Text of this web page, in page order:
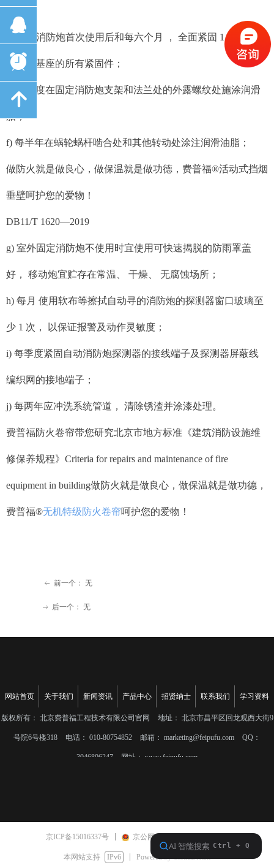
ꂃ 前一个： 无
ꁹ 后一个： 无
d) 固定消防炮首次使用后和每六个月 ， 全面紧固 1 次消防炮
和炮塔基座的所有紧固件；
e) 每季度在固定消防炮支架和法兰处的外露螺纹处施涂润滑
脂；
f) 每半年在蜗轮蜗杆啮合处和其他转动处涂注润滑油脂；
做防火就是做良心，做保温就是做功德，费普福®活动式挡烟
垂壁呵护您的爱物！
DB11/T 1620—2019
g) 室外固定消防炮不使用时宜使用可快速揭脱的防雨罩盖
好， 移动炮宜贮存在常温、 干燥、 无腐蚀场所；
h) 每月 使用软布等擦拭自动寻的消防炮的探测器窗口玻璃至
少 1 次， 以保证报警及动作灵敏度；
i) 每季度紧固自动消防炮探测器的接线端子及探测器屏蔽线
编织网的接地端子；
j) 每两年应冲洗系统管道， 清除锈渣并涂漆处理。
费普福防火卷帘带您研究北京市地方标准《建筑消防设施维
修保养规程》Criteria for repairs and maintenance of fire
equipment in building做防火就是做良心，做保温就是做功德，
费普福®无机特级防火卷帘呵护您的爱物！
网站首页 关于我们 新闻资讯 产品中心 招贤纳士 联系我们 学习资料
版权所有： 北京费普福工程技术有限公司官网 地址： 北京市昌平区回龙观西大街9
号院6号楼318 电话： 010-80754852 邮箱： marketing@feipufu.com QQ：
3046806247 网址： www.feipufu.com
京ICP备15016337号 京公网安备11011402010520号
本网站支持 IPv6 Powered by CloudDream
뀩
뀥
녕